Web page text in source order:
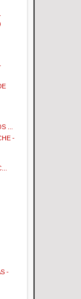
...
-
-